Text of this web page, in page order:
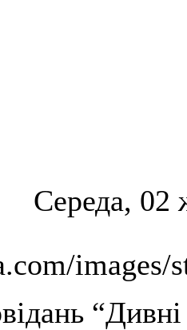
Середа, 02
“Дивні